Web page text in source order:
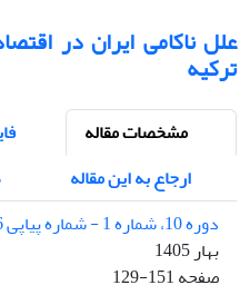
علل ناکامی ایران در
ترکیه
مشخصات مقاله
ارجاع به این مقاله
دوره 10، شماره 1 - شماره پیاپی 36
بهار 1405
صفحه129-151